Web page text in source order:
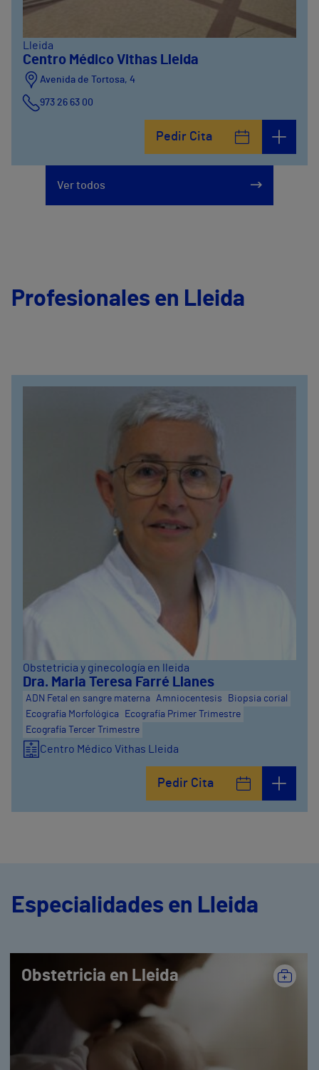
Lleida
Centro Médico Vithas Lleida
Avenida de Tortosa, 4
973 26 63 00
Pedir Cita
Ver todos
Profesionales en Lleida
Obstetricia y ginecología en lleida
Dra. Maria Teresa Farré Llanes
ADN Fetal en sangre materna Amniocentesis
Biopsia corial
Ecografía Morfológica
Ecografía Primer Trimestre
Ecografía Tercer Trimestre
Centro Médico Vithas Lleida
Pedir Cita
Especialidades en Lleida
Obstetricia en Lleida